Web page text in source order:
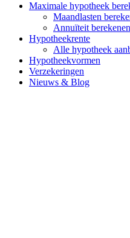
Maximale hypotheek
Maandlasten
Annuïteit berekenen
Hypotheekrente
Alle hypotheek
Hypotheekvormen
Verzekeringen
Nieuws & Blog